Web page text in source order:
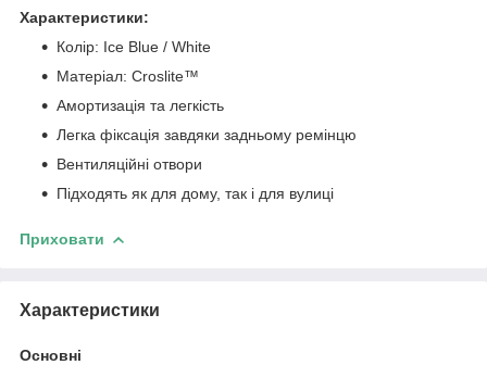
Характеристики:
Колір: Ice Blue / White
Матеріал: Croslite™
Амортизація та легкість
Легка фіксація завдяки задньому ремінцю
Вентиляційні отвори
Підходять як для дому, так і для вулиці
Приховати
Характеристики
Основні